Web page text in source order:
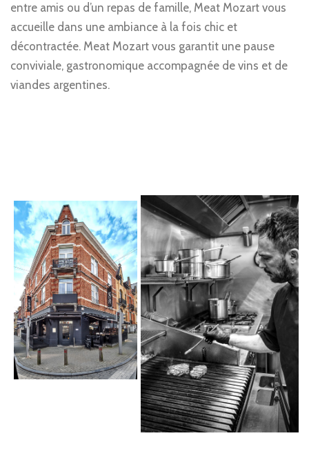
entre amis ou d’un repas de famille, Meat Mozart vous
accueille dans une ambiance à la fois chic et
décontractée. Meat Mozart vous garantit une pause
conviviale, gastronomique accompagnée de vins et de
viandes argentines.